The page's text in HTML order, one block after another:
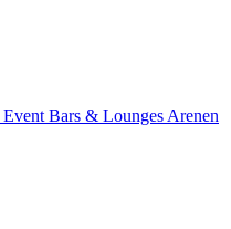
Event Bars & Lounges Arenen